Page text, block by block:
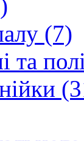
(7)
та